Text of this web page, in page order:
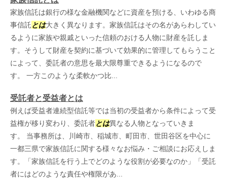
家族信託は銀行の様な金融機関などに資産を預ける、いわゆる商
事信託とは大きく異なります。家族信託はその名があらわしてい
るように家族や親戚といった信頼のおける人物に財産を託しま
す。そうして財産を契約に基づいて効果的に管理してもらうこと
によって、委託者の意思を最大限尊重できるようになるので
す。 一方このような柔軟かつ比...
受託者と受益者とは
例えば受益者連続型信託等では当初の受益者から条件によって受
益権が移り変わり、委託者とは異なる人物となっていきま
す。 当事務所は、川崎市、稲城市、町田市、世田谷区を中心に
一都三県で家族信託に関する様々なお悩み・ご相談にお応えしま
す。「家族信託を行う上でどのような役割が必要なのか」「受託
者にはどのような責任や権限があ...